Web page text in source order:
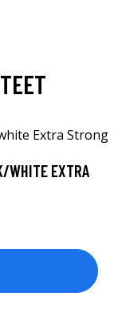
WHITE EXTRA